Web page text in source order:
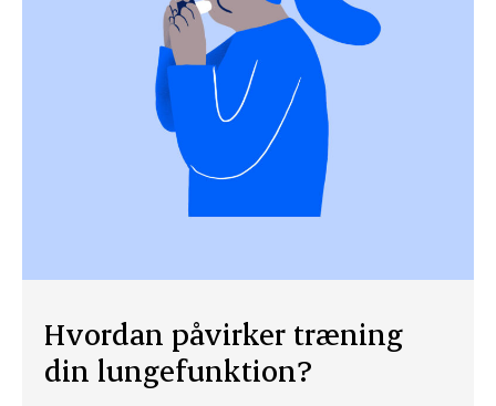
Hvordan påvirker træning
din lungefunktion?